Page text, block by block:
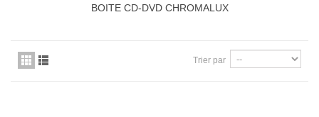
BOITE CD-DVD CHROMALUX
Trier par